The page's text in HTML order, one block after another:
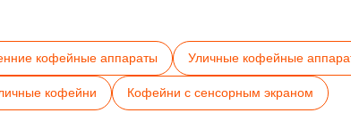
кофейные аппараты Уличные кофейные
кофейни Кофейни с сенсорным экраном